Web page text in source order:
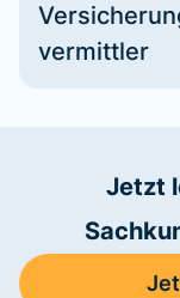
vermittler
Jetzt